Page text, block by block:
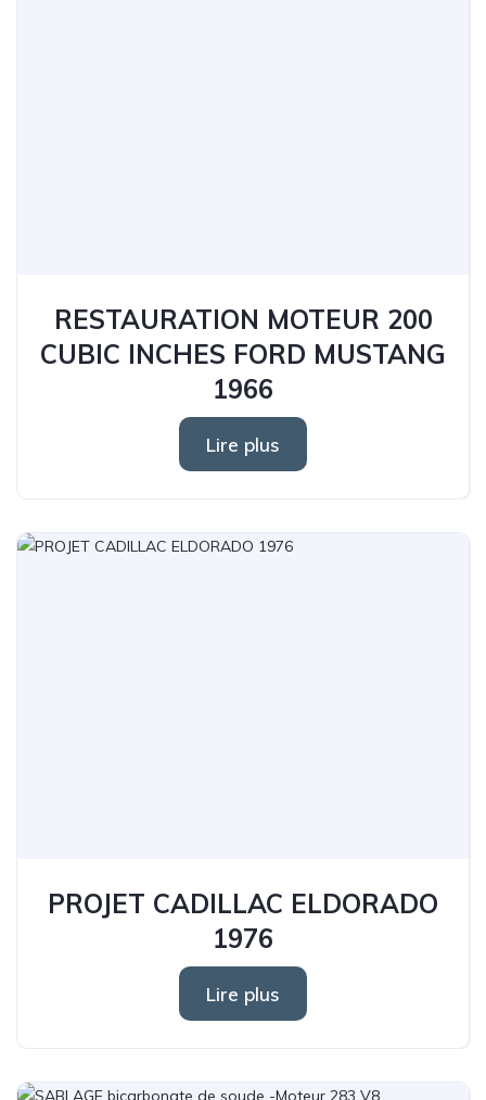
RESTAURATION MOTEUR 200
CUBIC INCHES FORD MUSTANG
1966
Lire plus
PROJET CADILLAC ELDORADO
1976
Lire plus